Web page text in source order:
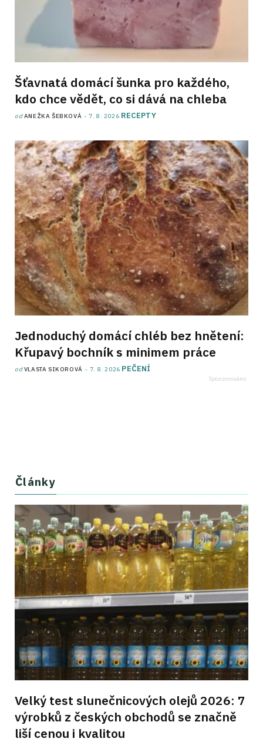
Šťavnatá domácí šunka pro každého,
kdo chce vědět, co si dává na chleba
odANEŽKA ŠEBKOVÁ 7. 8. 2026 RECEPTY
Jednoduchý domácí chléb bez hnětení:
Křupavý bochník s minimem práce
odVLASTA SIKOROVÁ 7. 8. 2026 PEČENÍ
Články
Velký test slunečnicových olejů 2026: 7
výrobků z českých obchodů se značně
liší cenou i kvalitou